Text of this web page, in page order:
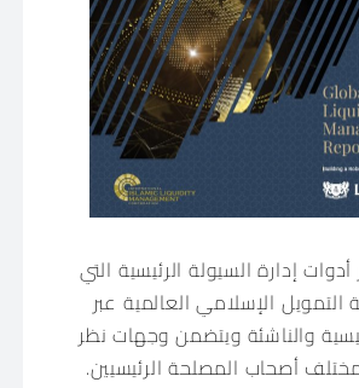
أدوات إدارة السيولة الرئيسية التي
الإسلامي العالمية عبر
والناشئة ويتضمن وجهات نظر
أصحاب المصلحة الرئيسيين.